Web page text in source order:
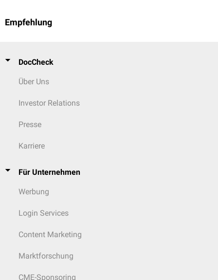
Empfehlung
DocCheck
Über Uns
Investor Relations
Presse
Karriere
Für Unternehmen
Werbung
Login Services
Content Marketing
Marktforschung
CME-Sponsoring